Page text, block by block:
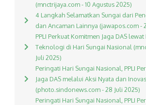
(mnctrijaya.com - 10 Agustus 2025)
4 Langkah Selamatkan Sungai dari
dan Ancaman Lainnya (jawapos.com -
PPLI Perkuat Komitmen Jaga DAS lewat
Teknologi di Hari Sungai Nasional
Juli 2025)
Peringati Hari Sungai Nasional, PPLI
Jaga DAS melalui Aksi Nyata dan
(photo.sindonews.com - 28 Juli 2025)
Peringati Hari Sungai Nasional, PPLI